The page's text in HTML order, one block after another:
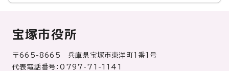
宝塚市役所
〒665-8665 兵庫県宝塚市東洋町1番1号
代表電話番号：0797-71-1141